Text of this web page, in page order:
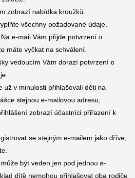
nabídka kroužků.
všechny požadované údaje.
e-mail Vám přijde potvrzení o
máte vyčkat na schválení.
vedoucím Vám dorazí potvrzení o
už v minulosti přihlašovali děti na
stejnou e-mailovou adresu,
zobrazí účastníci přiřazení k
se stejným e-mailem jako dříve,
být veden jen pod jednou e-
dítě nemohou přihlašovat oba rodiče